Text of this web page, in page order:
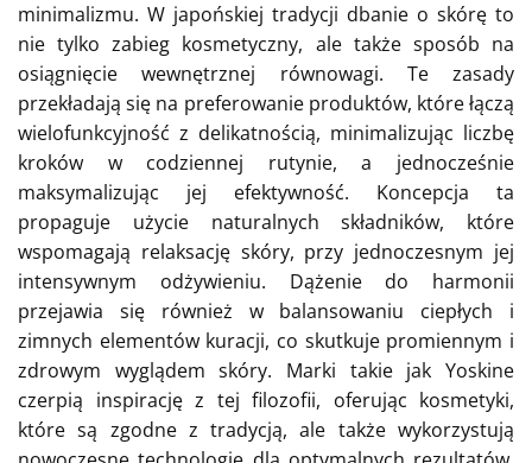
minimalizmu. W japońskiej tradycji dbanie o skórę to
nie tylko zabieg kosmetyczny, ale także sposób na
osiągnięcie wewnętrznej równowagi. Te zasady
przekładają się na preferowanie produktów, które łączą
wielofunkcyjność z delikatnością, minimalizując liczbę
kroków w codziennej rutynie, a jednocześnie
maksymalizując jej efektywność. Koncepcja ta
propaguje użycie naturalnych składników, które
wspomagają relaksację skóry, przy jednoczesnym jej
intensywnym odżywieniu. Dążenie do harmonii
przejawia się również w balansowaniu ciepłych i
zimnych elementów kuracji, co skutkuje promiennym i
zdrowym wyglądem skóry. Marki takie jak Yoskine
czerpią inspirację z tej filozofii, oferując kosmetyki,
które są zgodne z tradycją, ale także wykorzystują